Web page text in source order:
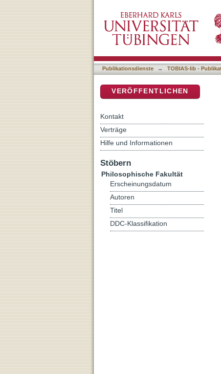
Publikationsdienste → TOBIAS-lib -
VERÖFFENTLICHEN
Kontakt
Verträge
Hilfe und Informationen
Stöbern
Philosophische Fakultät
Erscheinungsdatum
Autoren
Titel
DDC-Klassifikation